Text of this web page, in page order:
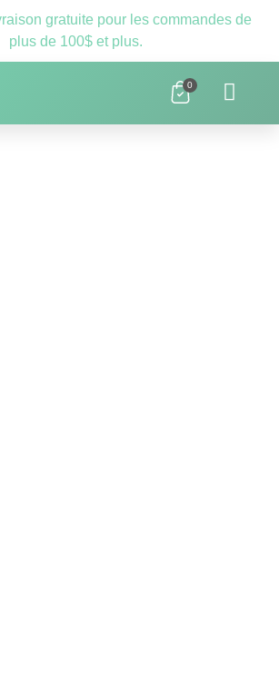
gratuite pour les commandes de
plus de 100$ et plus.
0